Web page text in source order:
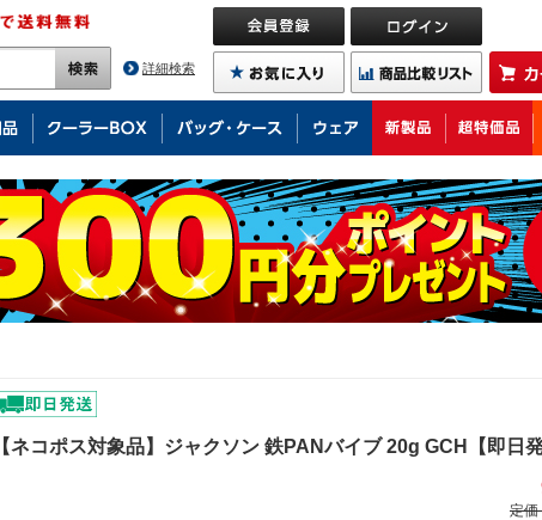
詳細検索
【ネコポス対象品】ジャクソン 鉄PANバイブ 20g GCH【即日発
定価